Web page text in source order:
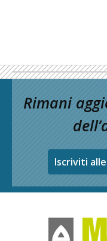
Rimani
Iscriviti